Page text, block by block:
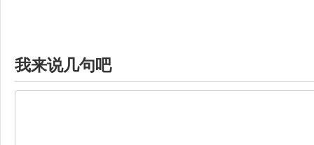
我来说几句吧